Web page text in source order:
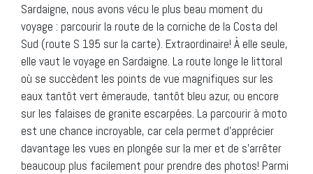
Sardaigne, nous avons vécu le plus beau moment du
voyage : parcourir la route de la corniche de la Costa del
Sud (route S 195 sur la carte). Extraordinaire! À elle seule,
elle vaut le voyage en Sardaigne. La route longe le littoral
où se succèdent les points de vue magnifiques sur les
eaux tantôt vert émeraude, tantôt bleu azur, ou encore
sur les falaises de granite escarpées. La parcourir à moto
est une chance incroyable, car cela permet d’apprécier
davantage les vues en plongée sur la mer et de s’arrêter
beaucoup plus facilement pour prendre des photos! Parmi